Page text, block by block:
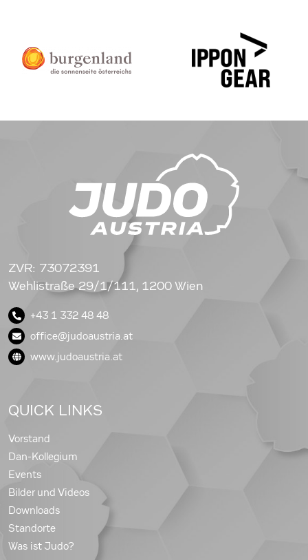
ZVR: 73072391
Wehlistraße 29/1/111, 1200 Wien
+43 1 332 48 48
office@judoaustria.at
www.judoaustria.at
QUICK LINKS
Vorstand
Dan-Kollegium
Events
Bilder und Videos
Downloads
Standorte
Was ist Judo?